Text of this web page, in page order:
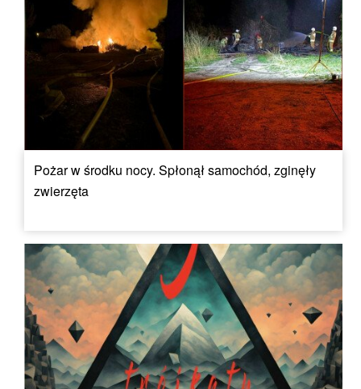
Pożar w środku nocy. Spłonął samochód, zginęły
zwierzęta